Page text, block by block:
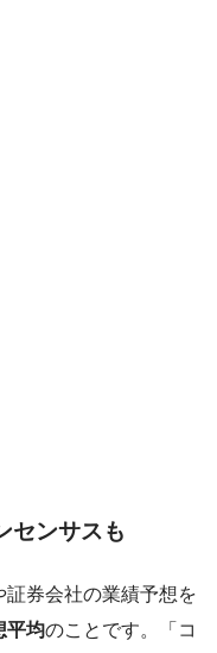
センサスも
券会社の業績予想を
平均のことです。「コ